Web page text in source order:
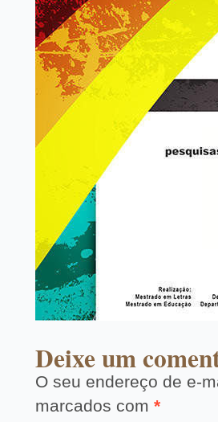
Deixe um
O seu endereço de e-
marcados com *